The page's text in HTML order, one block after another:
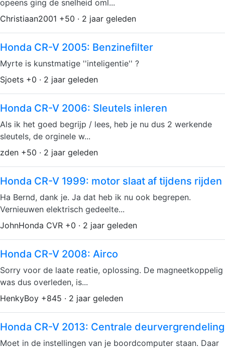
opeens ging de snelheid oml...
Christiaan2001 +50 · 2 jaar geleden
Honda CR-V 2005: Benzinefilter
Myrte is kunstmatige ''inteligentie'' ?
Sjoets +0 · 2 jaar geleden
Honda CR-V 2006: Sleutels inleren
Als ik het goed begrijp / lees, heb je nu dus 2 werkende
sleutels, de orginele w...
zden +50 · 2 jaar geleden
Honda CR-V 1999: motor slaat af tijdens rijden
Ha Bernd, dank je. Ja dat heb ik nu ook begrepen.
Vernieuwen elektrisch gedeelte...
JohnHonda CVR +0 · 2 jaar geleden
Honda CR-V 2008: Airco
Sorry voor de laate reatie, oplossing. De magneetkoppelig
was dus overleden, is...
HenkyBoy +845 · 2 jaar geleden
Honda CR-V 2013: Centrale deurvergrendeling
Moet in de instellingen van je boordcomputer staan. Daar